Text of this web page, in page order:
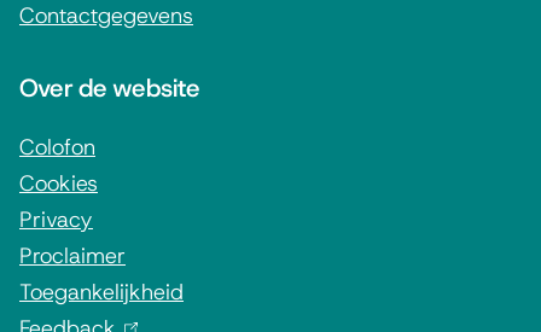
m
Contactgegevens
Over de website
Colofon
Cookies
Privacy
Proclaimer
Toegankelijkheid